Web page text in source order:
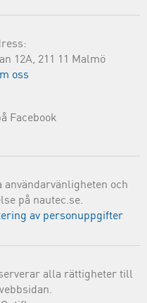
12A, 211 11 Malmö
oss
Facebook
användarvänligheten och
på nautec.se.
av personuppgifter
alla rättigheter till